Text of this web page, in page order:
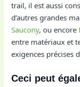
trail, il est aussi
d’autres grandes
Saucony, ou encore
entre matériaux et
exigences précises
Ceci peut